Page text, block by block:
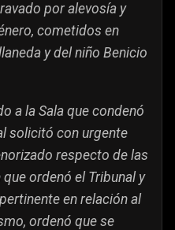
por alevosía y
cometidos en
y del niño Benicio
a la Sala que condenó
solicitó con urgente
respecto de las
ordenó el Tribunal y
en relación al
ordenó que se